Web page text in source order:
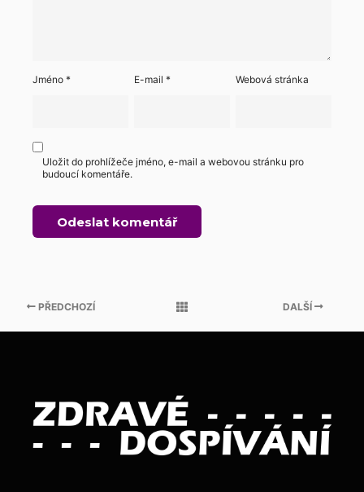
Jméno * E-mail* Webová stránka
Uložit do prohlížeče jméno, e-mail a webovou stránku pro
budoucí komentáře.
PŘEDCHOZÍ DALŠÍ